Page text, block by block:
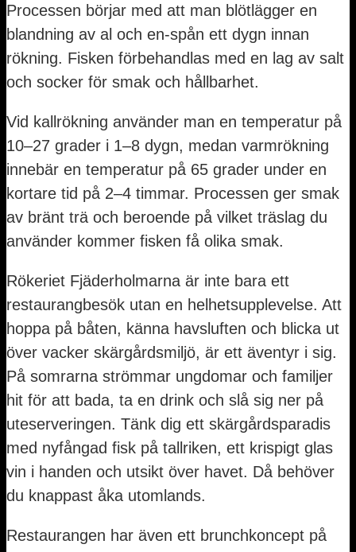
Processen börjar med att man blötlägger en
blandning av al och en-spån ett dygn innan
rökning. Fisken förbehandlas med en lag av salt
och socker för smak och hållbarhet.
Vid kallrökning använder man en temperatur på
10–27 grader i 1–8 dygn, medan varmrökning
innebär en temperatur på 65 grader under en
kortare tid på 2–4 timmar. Processen ger smak
av bränt trä och beroende på vilket träslag du
använder kommer fisken få olika smak.
Rökeriet Fjäderholmarna är inte bara ett
restaurangbesök utan en helhetsupplevelse. Att
hoppa på båten, känna havsluften och blicka ut
över vacker skärgårdsmiljö, är ett äventyr i sig.
På somrarna strömmar ungdomar och familjer
hit för att bada, ta en drink och slå sig ner på
uteserveringen. Tänk dig ett skärgårdsparadis
med nyfångad fisk på tallriken, ett krispigt glas
vin i handen och utsikt över havet. Då behöver
du knappast åka utomlands.
Restaurangen har även ett brunchkoncept på